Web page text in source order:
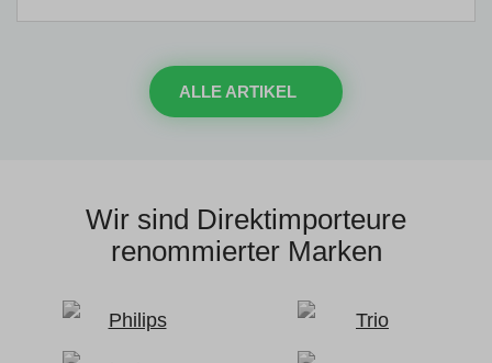
ALLE ARTIKEL
Wir sind Direktimporteure
renommierter Marken